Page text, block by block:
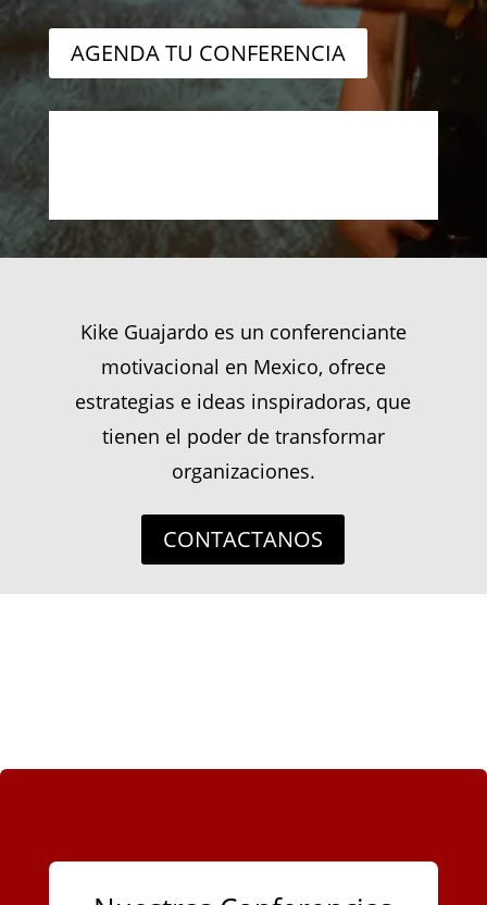
AGENDA TU CONFERENCIA
Kike Guajardo es un conferenciante
motivacional en Mexico, ofrece
estrategias e ideas inspiradoras, que
tienen el poder de transformar
organizaciones.
CONTACTANOS